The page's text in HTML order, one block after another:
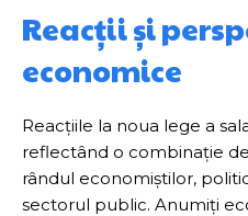
Reacții și
economice
Reacțiile la noua lege a
reflectând o combinație
rândul economiștilor,
sectorul public. Anumiți